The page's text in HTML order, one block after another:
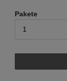
Pakete